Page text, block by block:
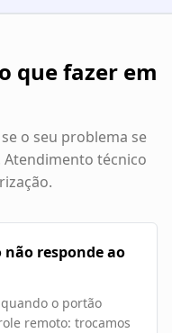
que fazer em
o seu problema se
Atendimento técnico
responde ao
o portão
remoto: trocamos